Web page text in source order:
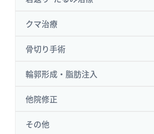
クマ治療
骨切り手術
輪郭形成・脂肪注入
他院修正
その他